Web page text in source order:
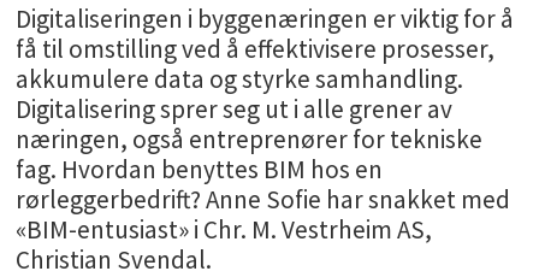
Digitaliseringen i byggenæringen er viktig for å
få til omstilling ved å effektivisere prosesser,
akkumulere data og styrke samhandling.
Digitalisering sprer seg ut i alle grener av
næringen, også entreprenører for tekniske
fag. Hvordan benyttes BIM hos en
rørleggerbedrift? Anne Sofie har snakket med
«BIM-entusiast» i Chr. M. Vestrheim AS,
Christian Svendal.